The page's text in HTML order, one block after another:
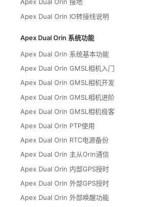
Apex Dual Orin 接地
Apex Dual Orin IO转接线说明
Apex Dual Orin 系统功能
Apex Dual Orin 系统基本功能
Apex Dual Orin GMSL相机入门
Apex Dual Orin GMSL相机开发
Apex Dual Orin GMSL相机进阶
Apex Dual Orin GMSL相机极客
Apex Dual Orin PTP使用
Apex Dual Orin RTC电源备份
Apex Dual Orin 主从Orin通信
Apex Dual Orin 内部GPS授时
Apex Dual Orin 外部GPS授时
Apex Dual Orin 外部唤醒功能